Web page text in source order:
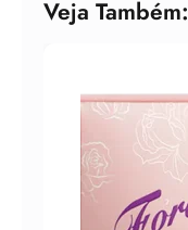
Veja Também: